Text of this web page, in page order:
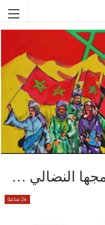
النضالي …
24 ساعة